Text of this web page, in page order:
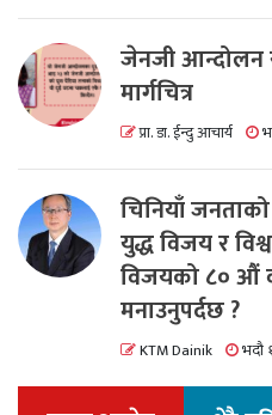
जेनजी आन्दोलन
मार्गचित्र
प्रा. डा. ईन्दु आचार्य
चिनियाँ
युद्ध विजय र
विजयको ८० औं
मनाउनुपर्दछ ?
KTM Dainik भदौ